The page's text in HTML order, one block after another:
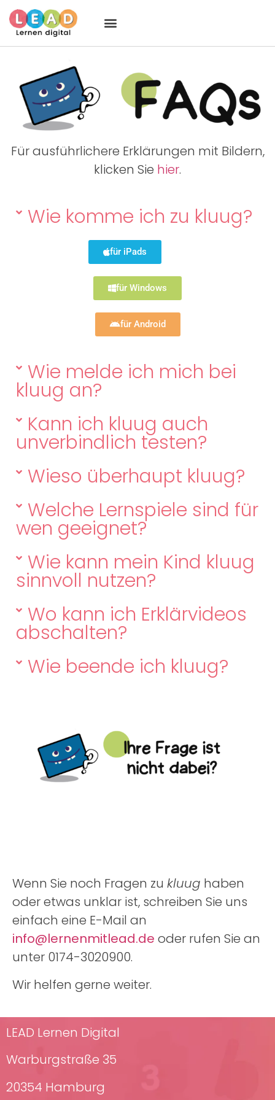
Für ausführlichere Erklärungen mit Bildern,
klicken Sie hier.
Wie komme ich zu kluug?
für iPads
für Windows
für Android
Wie melde ich mich bei
kluug an?
Kann ich kluug auch
unverbindlich testen?
Wieso überhaupt kluug?
Welche Lernspiele sind für
wen geeignet?
Wie kann mein Kind kluug
sinnvoll nutzen?
Wo kann ich Erklärvideos
abschalten?
Wie beende ich kluug?
Wenn Sie noch Fragen zu kluug haben
oder etwas unklar ist, schreiben Sie uns
einfach eine E-Mail an
info@lernenmitlead.de oder rufen Sie an
unter 0174-3020900.
Wir helfen gerne weiter.
LEAD Lernen Digital
Warburgstraße 35
20354 Hamburg